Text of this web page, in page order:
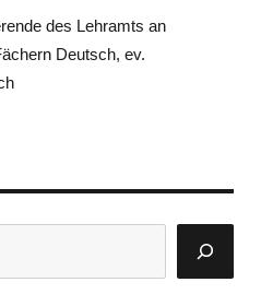
des Lehramts an
Deutsch, ev.